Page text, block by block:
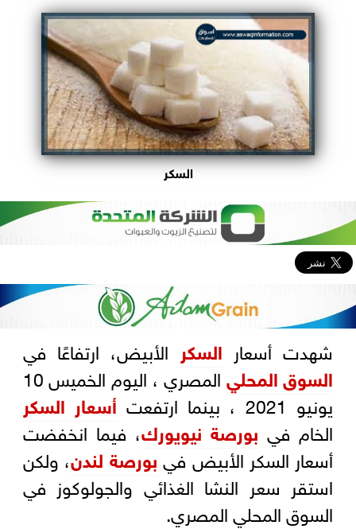
السكر
شهدت أسعار السكر الأبيض، ارتفاعًا في
السوق المحلي
المصري ، اليوم الخميس 10
يونيو 2021 ، بينما ارتفعت
أسعار السكر
الخام في بورصة نيويورك، فيما انخفضت
أسعار السكر الأبيض فيبورصة لندن، ولكن
استقر سعر النشا الغذائي والجولوكوز في
السوق المحلي المصري.